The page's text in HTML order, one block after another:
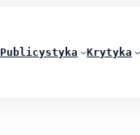
Publicystyka Krytyka